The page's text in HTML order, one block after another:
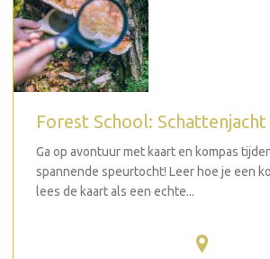
Forest School: Schattenjacht
Ga op avontuur met kaart en kompas
spannende speurtocht! Leer hoe je een
lees de kaart als een echte...